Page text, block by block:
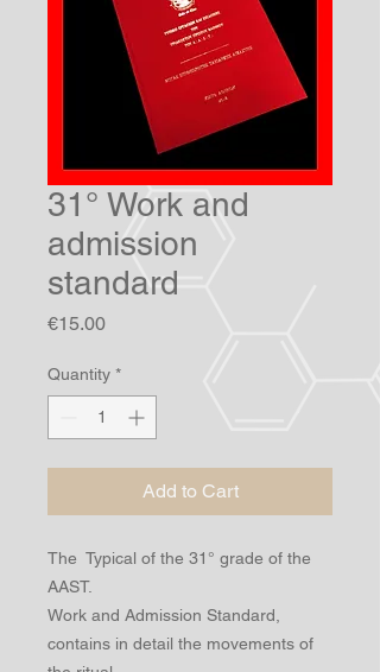
31° Work and
admission
standard
€15.00Price
Quantity *
Add to Cart
The Typical of the 31° grade of the
AAST.
Work and Admission Standard,
contains in detail the movements of